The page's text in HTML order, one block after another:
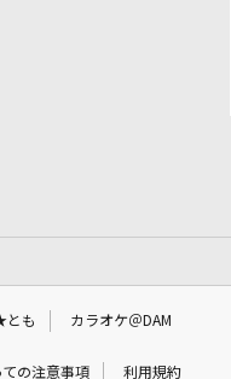
とも カラオケ＠DAM
の注意事項
利用規約